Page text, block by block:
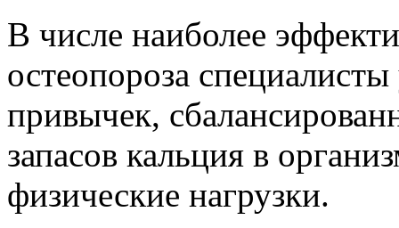
В числе наиболее
остеопороза
привычек,
запасов кальция в
физические нагрузки.